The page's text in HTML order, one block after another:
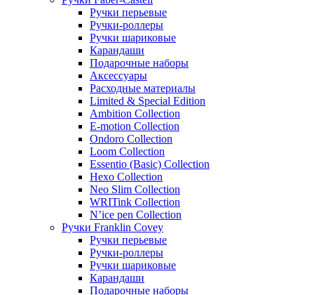
Ручки перьевые
Ручки-роллеры
Ручки шариковые
Карандаши
Подарочные наборы
Аксессуары
Расходные материалы
Limited & Special Edition
Ambition Collection
E-motion Collection
Ondoro Collection
Loom Collection
Essentio (Basic) Collection
Hexo Collection
Neo Slim Collection
WRITink Collection
N’ice pen Collection
Ручки Franklin Covey
Ручки перьевые
Ручки-роллеры
Ручки шариковые
Карандаши
Подарочные наборы